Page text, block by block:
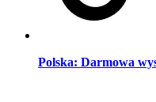
Polska: Darmowa